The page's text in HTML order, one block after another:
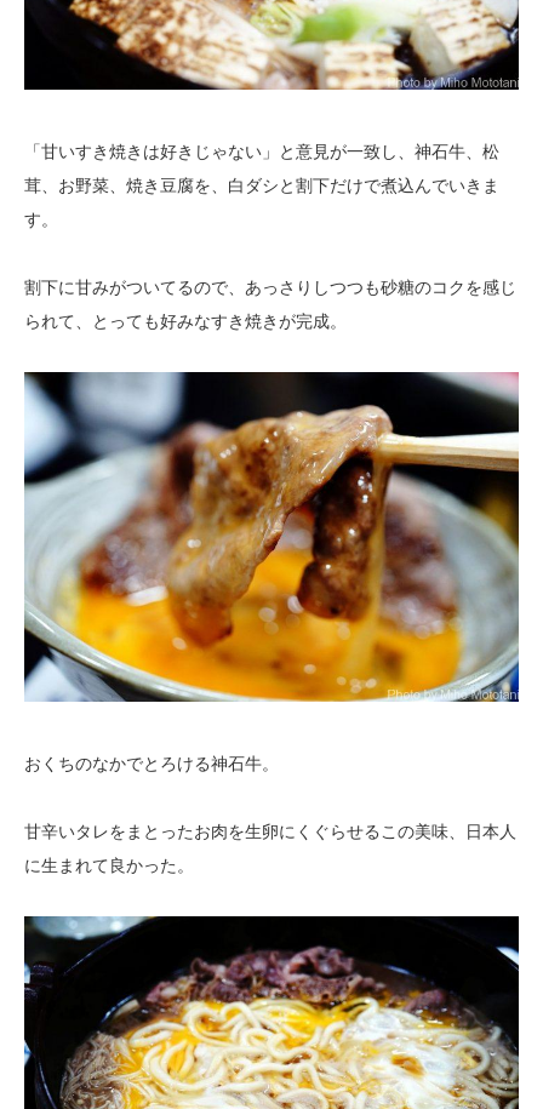
「甘いすき焼きは好きじゃない」と意見が一致し、神石牛、松
茸、お野菜、焼き豆腐を、白ダシと割下だけで煮込んでいきま
す。
割下に甘みがついてるので、あっさりしつつも砂糖のコクを感じ
られて、とっても好みなすき焼きが完成。
おくちのなかでとろける神石牛。
甘辛いタレをまとったお肉を生卵にくぐらせるこの美味、日本人
に生まれて良かった。